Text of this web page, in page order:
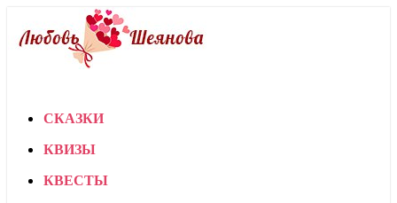
СКАЗКИ
КВИЗЫ
КВЕСТЫ